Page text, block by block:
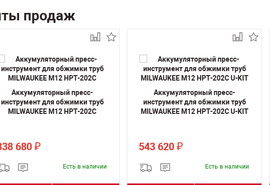
продаж
Аккумуляторный пресс-
инструмент для обжимки труб
MILWAUKEE M12 HPT-202C
680 ₽
Есть в наличии
Аккумуляторный пресс-
инструмент для обжимки труб
MILWAUKEE M12 HPT-202C U-KIT
543 620 ₽
Есть в наличии